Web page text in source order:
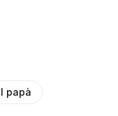
papà